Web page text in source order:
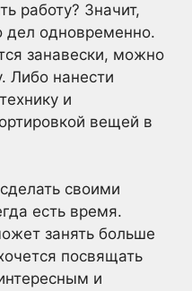
работу? Значит,
дел одновременно.
занавески, можно
Либо нанести
и
вещей в
своими
есть время.
занять больше
посвящать
и